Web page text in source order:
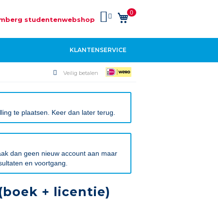
studentenwebshop
Winkelwagen
0
KLANTENSERVICE
Veilig betalen
te plaatsen. Keer dan later terug.
dan geen nieuw account aan maar
en voortgang.
+ licentie)